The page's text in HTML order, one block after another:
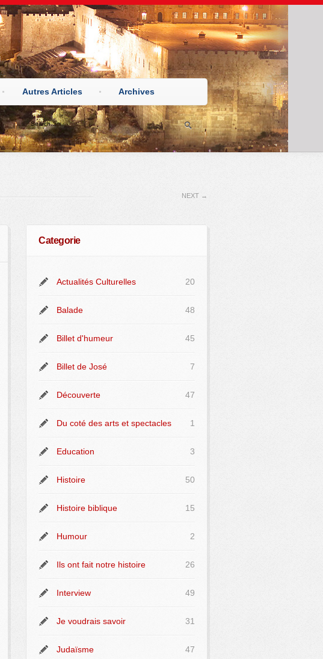
Autres Articles Archives
NEXT →
Categorie
Actualités Culturelles 20
Balade 48
Billet d'humeur 45
Billet de José 7
Découverte 47
Du coté des arts et spectacles 1
Education 3
Histoire 50
Histoire biblique 15
Humour 2
Ils ont fait notre histoire 26
Interview 49
Je voudrais savoir 31
Judaïsme 47